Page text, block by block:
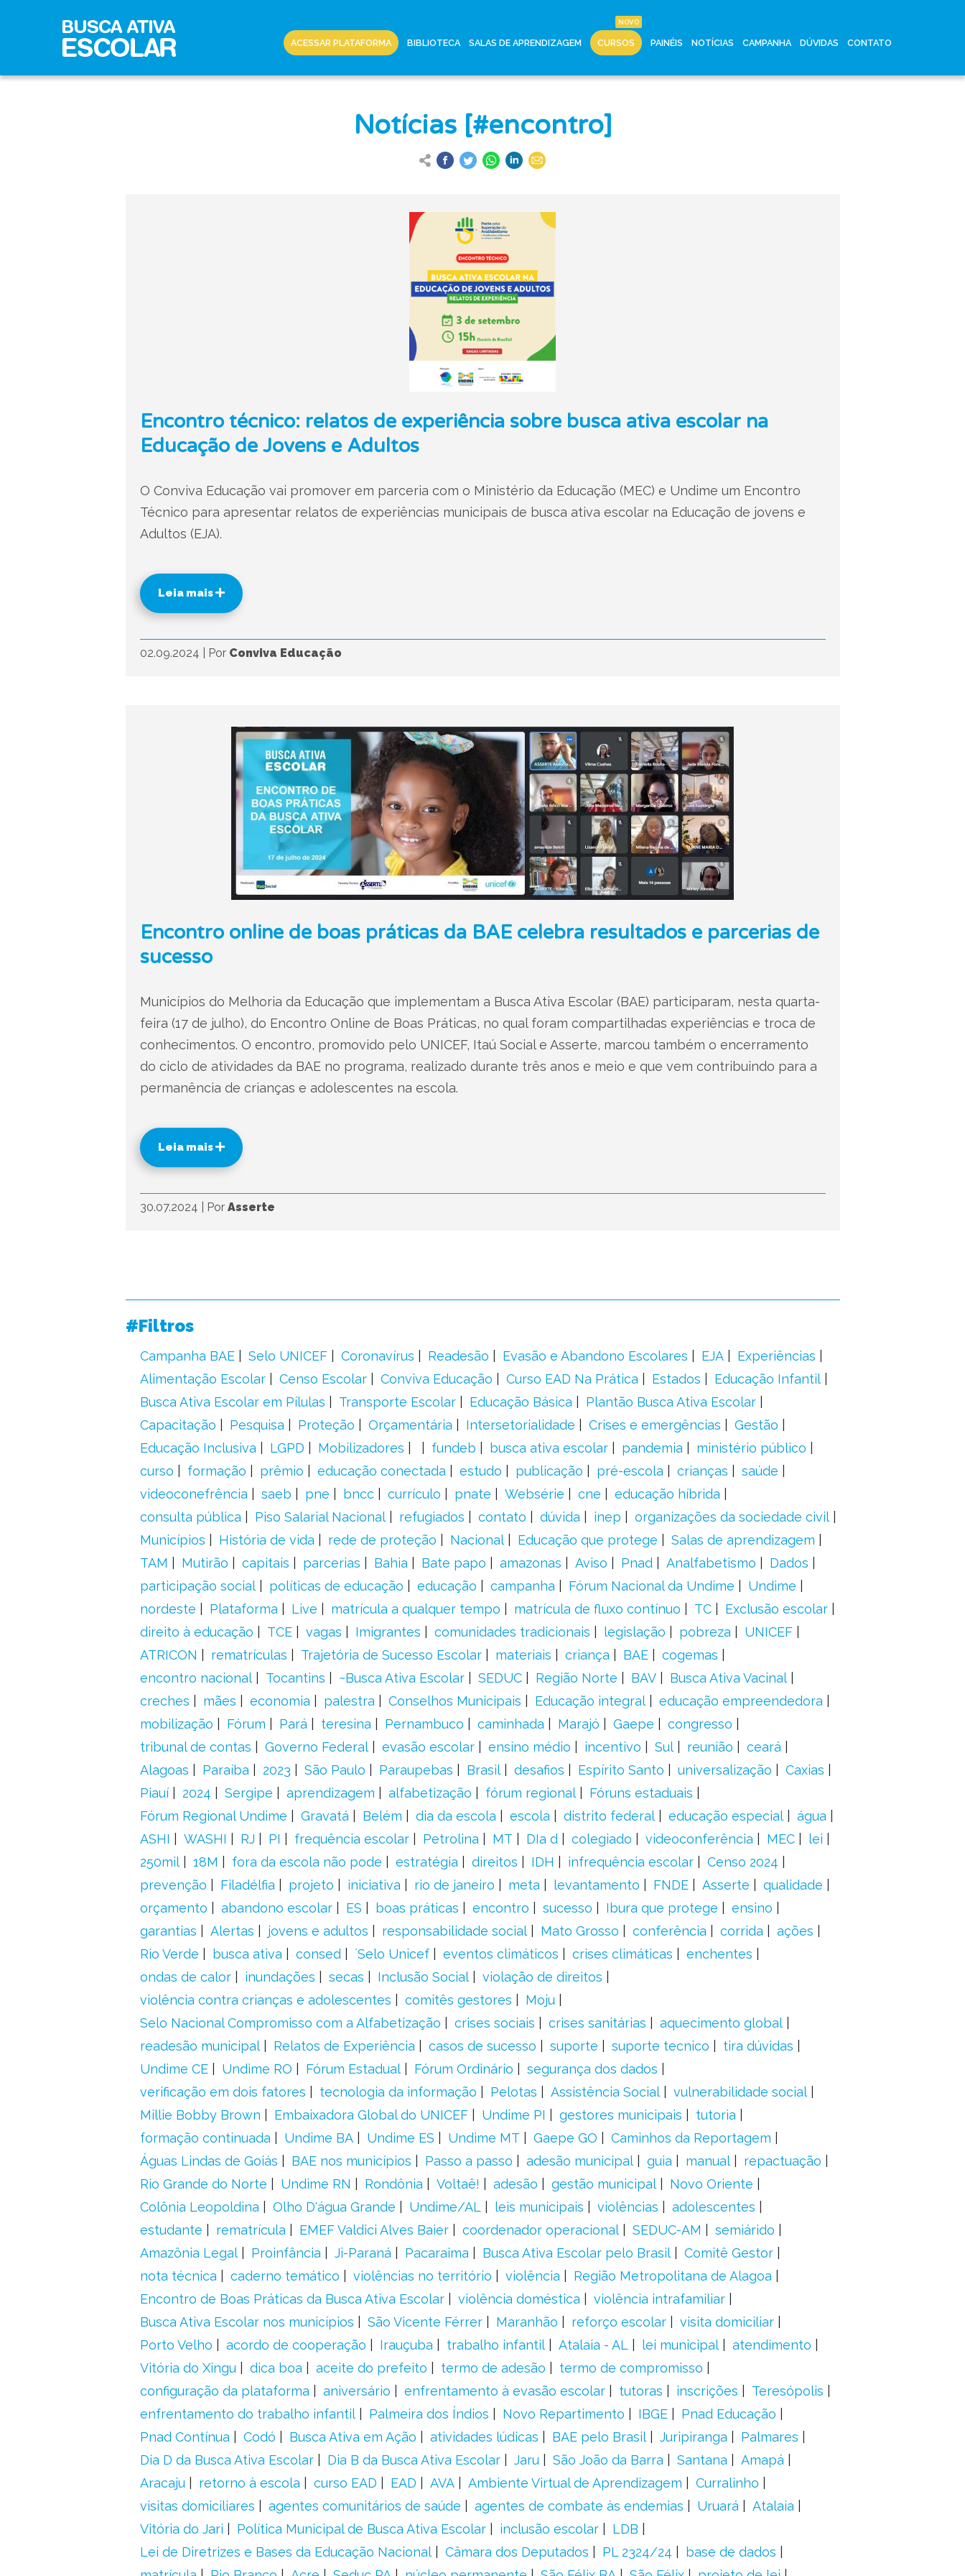
ACESSAR PLATAFORMA BIBLIOTECA SALAS DE APRENDIZAGEM CURSOS PAINÉIS NOTÍCIAS CAMPANHA DÚVIDAS CONTATO
Notícias [#encontro]
Encontro técnico: relatos de experiência sobre busca ativa escolar na
Educação de Jovens e Adultos
O Conviva Educação vai promover em parceria com o Ministério da Educação (MEC) e Undime um Encontro
Técnico para apresentar relatos de experiências municipais de busca ativa escolar na Educação de jovens e
Adultos (EJA).
Leia mais
02.09.2024 Por Conviva Educação
Encontro online de boas práticas da BAE celebra resultados e parcerias de
sucesso
Municípios do Melhoria da Educação que implementam a Busca Ativa Escolar (BAE) participaram, nesta quarta-
feira (17 de julho), do Encontro Online de Boas Práticas, no qual foram compartilhadas experiências e troca de
conhecimentos. O encontro, promovido pelo UNICEF, Itaú Social e Asserte, marcou também o encerramento
do ciclo de atividades da BAE no programa, realizado durante três anos e meio e que vem contribuindo para a
permanência de crianças e adolescentes na escola.
Leia mais
30.07.2024 Por Asserte
#Filtros
Campanha BAE Selo UNICEF Coronavírus Readesão Evasão e Abandono Escolares EJA
Experiências
Alimentação Escolar
Censo Escolar Conviva Educação Curso EAD Na Prática Estados
Educação Infantil
Busca Ativa Escolar em Pílulas
Transporte Escolar Educação Básica
Plantão Busca Ativa Escolar
Capacitação
Pesquisa Proteção Orçamentária Intersetorialidade Crises e emergências
Gestão
Educação Inclusiva
LGPD Mobilizadores fundeb busca ativa escolar pandemia
ministério público
curso
formação prêmio educação conectada estudo publicação pré-escola crianças
saúde
videoconefrência
saeb pne bncc currículo pnate Websérie cne
educação híbrida
consulta pública
Piso Salarial Nacional refugiados contato dúvida inep
organizações da sociedade civil
Municípios
História de vida rede de proteção Nacional Educação que protege
Salas de aprendizagem
TAM
Mutirão capitais parcerias Bahia Bate papo amazonas Aviso Pnad Analfabetismo
Dados
participação social
políticas de educação educação campanha Fórum Nacional da Undime
Undime
nordeste
Plataforma Live matrícula a qualquer tempo matrícula de fluxo contínuo TC
Exclusão escolar
direito à educação
TCE vagas Imigrantes comunidades tradicionais legislação pobreza
UNICEF
ATRICON
rematrículas Trajetória de Sucesso Escolar materiais criança BAE
cogemas
encontro nacional
Tocantins ~Busca Ativa Escolar SEDUC Região Norte BAV
Busca Ativa Vacinal
creches
mães economia palestra Conselhos Municipais Educação integral
educação empreendedora
mobilização
Fórum Pará teresina Pernambuco caminhada Marajó Gaepe
congresso
tribunal de contas
Governo Federal evasão escolar ensino médio incentivo Sul reunião
ceará
Alagoas
Paraíba 2023 São Paulo Paraupebas Brasil desafios Espírito Santo universalização
Caxias
Piauí
2024 Sergipe aprendizagem alfabetização fórum regional
Fóruns estaduais
Fórum Regional Undime
Gravatá Belém dia da escola escola distrito federal educação especial
água
ASHI
WASHI RJ PI frequência escolar Petrolina MT DIa d colegiado videoconferência MEC
lei
250mil
18M fora da escola não pode estratégia direitos IDH infrequência escolar
Censo 2024
prevenção
Filadélfia projeto iniciativa rio de janeiro meta levantamento FNDE Asserte
qualidade
orçamento
abandono escolar ES boas práticas encontro sucesso Ibura que protege
ensino
garantias
Alertas jovens e adultos responsabilidade social Mato Grosso conferência corrida
ações
Rio Verde
busca ativa consed ´Selo Unicef eventos climáticos crises climáticas
enchentes
ondas de calor
inundações secas Inclusão Social
violação de direitos
violência contra crianças e adolescentes
comitês gestores
Moju
Selo Nacional Compromisso com a Alfabetização
crises sociais crises sanitárias
aquecimento global
readesão municipal
Relatos de Experiência casos de sucesso suporte suporte tecnico
tira dúvidas
Undime CE
Undime RO Fórum Estadual Fórum Ordinário
segurança dos dados
verificação em dois fatores
tecnologia da informação Pelotas Assistência Social
vulnerabilidade social
Millie Bobby Brown
Embaixadora Global do UNICEF Undime PI gestores municipais
tutoria
formação continuada
Undime BA Undime ES Undime MT Gaepe GO
Caminhos da Reportagem
Águas Lindas de Goiás
BAE nos municípios Passo a passo adesão municipal guia manual
repactuação
Rio Grande do Norte
Undime RN Rondônia Voltaê! adesão gestão municipal
Novo Oriente
Colônia Leopoldina
Olho D'água Grande Undime/AL leis municipais violências
adolescentes
estudante
rematrícula EMEF Valdici Alves Baier coordenador operacional SEDUC-AM
semiárido
Amazônia Legal
Proinfância Ji-Paraná Pacaraima Busca Ativa Escolar pelo Brasil
Comitê Gestor
nota técnica
caderno temático violências no território violência
Região Metropolitana de Alagoa
Encontro de Boas Práticas da Busca Ativa Escolar
violência doméstica
violência intrafamiliar
Busca Ativa Escolar nos municípios
São Vicente Férrer Maranhão reforço escolar
visita domiciliar
Porto Velho
acordo de cooperação Irauçuba trabalho infantil Atalaia - AL lei municipal
atendimento
Vitória do Xingu
dica boa aceite do prefeito termo de adesão
termo de compromisso
configuração da plataforma
aniversário enfrentamento à evasão escolar tutoras inscrições
Teresópolis
enfrentamento do trabalho infantil
Palmeira dos Índios Novo Repartimento IBGE
Pnad Educação
Pnad Contínua
Codó Busca Ativa em Ação atividades lúdicas BAE pelo Brasil Juripiranga
Palmares
Dia D da Busca Ativa Escolar
Dia B da Busca Ativa Escolar Jaru São João da Barra Santana
Amapá
Aracaju
retorno à escola curso EAD EAD AVA Ambiente Virtual de Aprendizagem
Curralinho
visitas domiciliares
agentes comunitários de saúde agentes de combate às endemias Uruará
Atalaia
Vitória do Jari
Política Municipal de Busca Ativa Escolar inclusão escolar
LDB
Lei de Diretrizes e Bases da Educação Nacional
Câmara dos Deputados PL 2324/24
base de dados